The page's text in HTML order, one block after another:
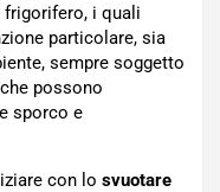
i quali
particolare, sia
sempre soggetto
possono
sporco e
con lo svuotare